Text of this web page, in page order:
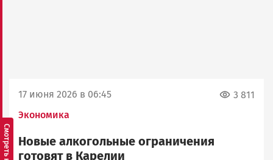
17 июня 2026 в 06:45
Экономика
3 811
Новые алкогольные ограничения
готовят в Карелии